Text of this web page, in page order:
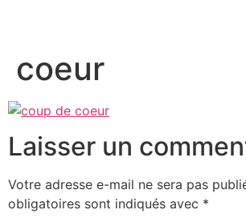
coeur
Laisser un
Votre adresse e-mail ne sera pas
obligatoires sont indiqués avec *